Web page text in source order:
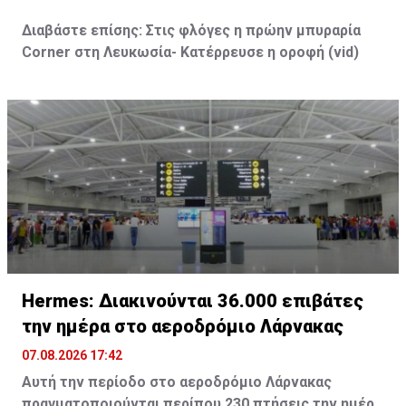
Διαβάστε επίσης: Στις φλόγες η πρώην μπυραρία
Corner στη Λευκωσία- Κατέρρευσε η οροφή (vid)
Hermes: Διακινούνται 36.000 επιβάτες
την ημέρα στο αεροδρόμιο Λάρνακας
07.08.2026 17:42
Αυτή την περίοδο στο αεροδρόμιο Λάρνακας